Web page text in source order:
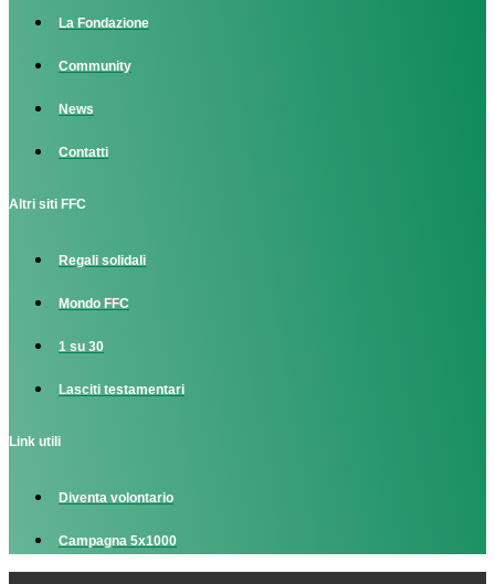
La Fondazione
Community
News
Contatti
Altri siti FFC
Regali solidali
Mondo FFC
1 su 30
Lasciti testamentari
Link utili
Diventa volontario
Campagna 5x1000